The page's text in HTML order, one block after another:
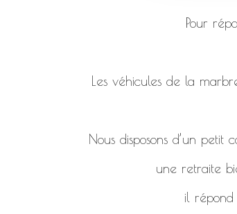
Pour
Les véhicules de la
Nous disposons d’un
une retraite
il répond